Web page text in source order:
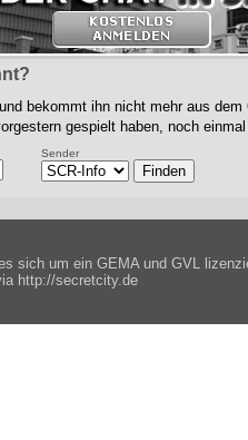
bekommt ihn nicht mehr aus
gespielt haben, noch
Sender
sich um ein GEMA und GVL
http://secretcity.de